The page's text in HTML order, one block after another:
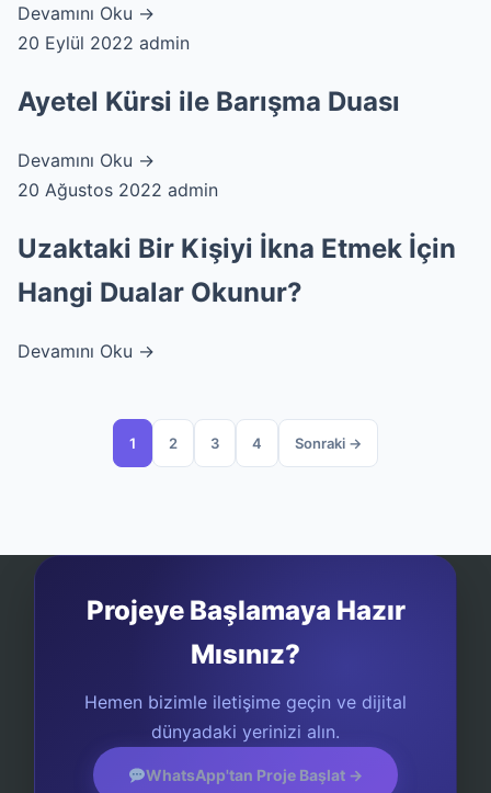
Devamını Oku →
20 Eylül 2022 admin
Ayetel Kürsi ile Barışma Duası
Devamını Oku →
20 Ağustos 2022 admin
Uzaktaki Bir Kişiyi İkna Etmek İçin
Hangi Dualar Okunur?
Devamını Oku →
1 2 3 4 Sonraki →
Projeye Başlamaya Hazır
Mısınız?
Hemen bizimle iletişime geçin ve dijital
dünyadaki yerinizi alın.
WhatsApp'tan Proje Başlat →